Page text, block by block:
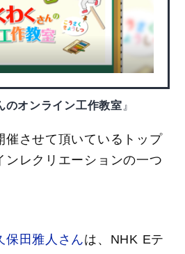
のオンライン工作教室 』
催させて頂いているトップ
ンレクリエーションの一つ
保田雅人さんは、NHK Eテ